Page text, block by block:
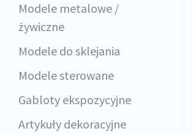
Modele metalowe /
żywiczne
Modele do sklejania
Modele sterowane
Gabloty ekspozycyjne
Artykuły dekoracyjne